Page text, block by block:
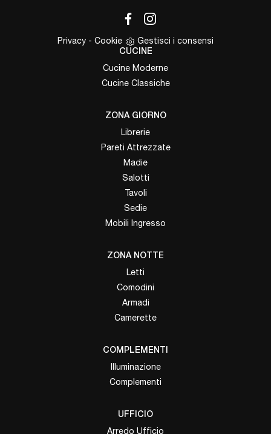
Privacy - Cookie Gestisci i consensi
CUCINE
Cucine Moderne
Cucine Classiche
ZONA GIORNO
Librerie
Pareti Attrezzate
Madie
Salotti
Tavoli
Sedie
Mobili Ingresso
ZONA NOTTE
Letti
Comodini
Armadi
Camerette
COMPLEMENTI
Illuminazione
Complementi
UFFICIO
Arredo Ufficio